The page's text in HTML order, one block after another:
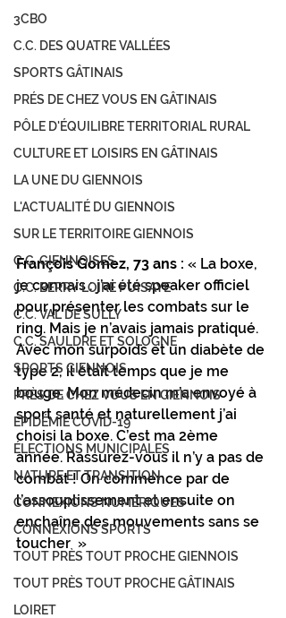
3CBO
C.C. DES QUATRE VALLÉES
SPORTS GÂTINAIS
PRÉS DE CHEZ VOUS EN GÂTINAIS
PÔLE D'ÉQUILIBRE TERRITORIAL RURAL
CULTURE ET LOISIRS EN GÂTINAIS
LA UNE DU GIENNOIS
L'ACTUALITÉ DU GIENNOIS
SUR LE TERRITOIRE GIENNOIS
C.C. GIENNOISES
C.C. BERRY LOIRE PUISAYE
C.C. VAL DE SULLY
C.C. SAULDRE ET SOLOGNE
SPORTS GIENNOIS
PRÈS DE CHEZ VOUS EN GIENNOIS
ÉPIDÉMIE COVID-19
ÉLECTIONS MUNICIPALES
NATURE ET TRANSITION
CONNEXIONS NUMÉRIQUES
CONNEXIONS SPORTS
TOUT PRÈS TOUT PROCHE GIENNOIS
TOUT PRÈS TOUT PROCHE GÂTINAIS
LOIRET
François Gomez, 73 ans : « La boxe,
je connais : j’ai été speaker officiel
pour présenter les combats sur le
ring. Mais je n’avais jamais pratiqué.
Avec mon surpoids et un diabète de
type 2, il était temps que je me
bouge. Mon médecin m’a envoyé à
sport santé et naturellement j’ai
choisi la boxe. C’est ma 2ème
année. Rassurez-vous il n’y a pas de
combat ! On commence par de
l’assouplissement et ensuite on
enchaîne des mouvements sans se
toucher  »